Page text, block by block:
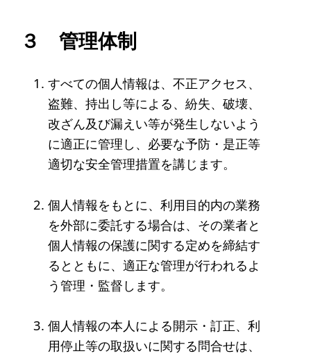
丸和育志会の考える
受賞者一覧
ソーシャルビジネス研究会
研究会一覧
ELPASO会
ELPASO会とは
会員限定ページ
３ 管理体制
すべての個人情報は、不正アクセス、
盗難、持出し等による、紛失、破壊、
改ざん及び漏えい等が発生しないよう
に適正に管理し、必要な予防・是正等
適切な安全管理措置を講じます。
個人情報をもとに、利用目的内の業務
を外部に委託する場合は、その業者と
個人情報の保護に関する定めを締結す
るとともに、適正な管理が行われるよ
う管理・監督します。
個人情報の本人による開示・訂正、利
用停止等の取扱いに関する問合せは、